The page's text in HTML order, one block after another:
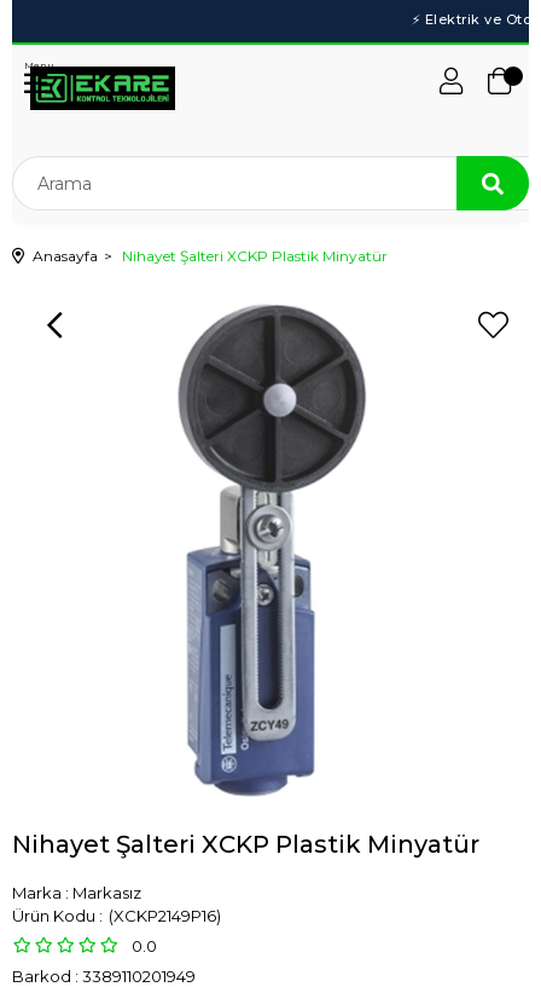
Menu
Anasayfa Nihayet Şalteri XCKP Plastik Minyatür
Nihayet Şalteri XCKP Plastik Minyatür
Marka : Markasız
(XCKP2149P16)
0.0
Barkod : 3389110201949